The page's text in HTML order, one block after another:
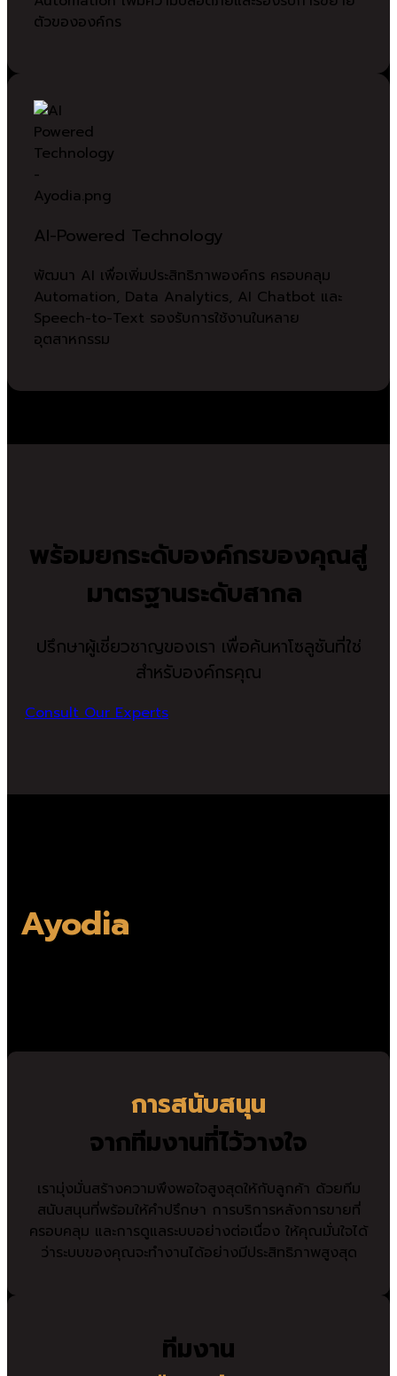
ตัวขององค์กร
AI-Powered Technology
พัฒนา AI เพื่อเพิ่มประสิทธิภาพองค์กร ครอบคลุม
Automation, Data Analytics, AI Chatbot และ
Speech-to-Text รองรับการใช้งานในหลาย
อุตสาหกรรม
พร้อมยกระดับองค์กรของคุณสู่
มาตรฐานระดับสากล
ปรึกษาผู้เชี่ยวชาญของเรา เพื่อค้นหาโซลูชันที่ใช่
สำหรับองค์กรคุณ
Consult Our Experts
Ayodia
การสนับสนุน
จากทีมงานที่ไว้วางใจ
เรามุ่งมั่นสร้างความพึงพอใจสูงสุดให้กับลูกค้า ด้วยทีม
สนับสนุนที่พร้อมให้คำปรึกษา การบริการหลังการขายที่
ครอบคลุม และการดูแลระบบอย่างต่อเนื่อง ให้คุณมั่นใจได้
ว่าระบบของคุณจะทำงานได้อย่างมีประสิทธิภาพสูงสุด
ทีมงาน